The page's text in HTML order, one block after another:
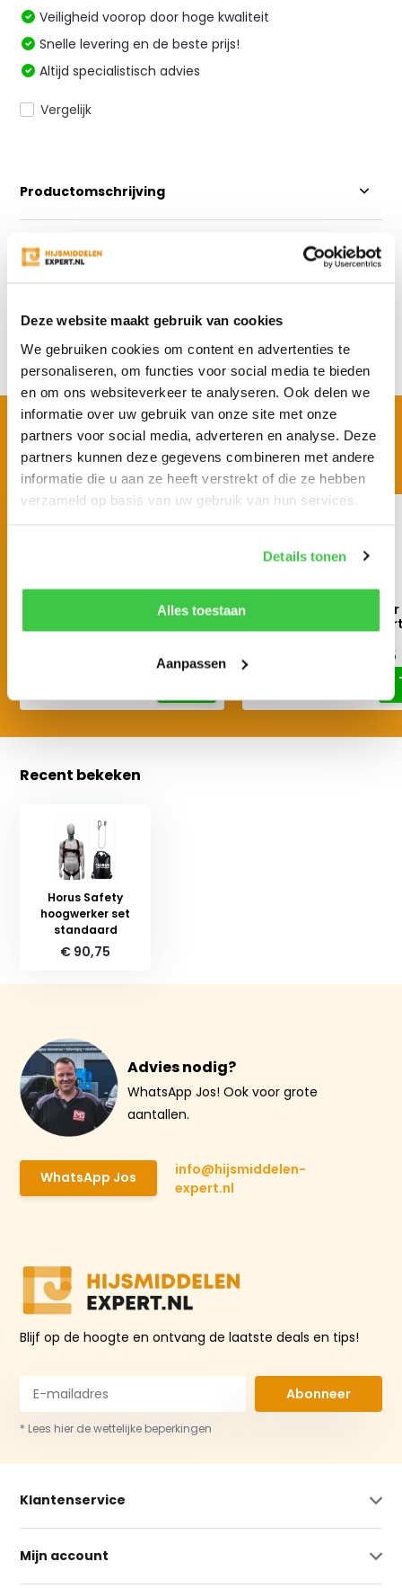
Deze website maakt gebruik van cookies
We gebruiken cookies om content en advertenties te
personaliseren, om functies voor social media te bieden
en om ons websiteverkeer te analyseren. Ook delen we
informatie over uw gebruik van onze site met onze
partners voor social media, adverteren en analyse. Deze
partners kunnen deze gegevens combineren met andere
informatie die u aan ze heeft verstrekt of die ze hebben
verzameld op basis van uw gebruik van hun services.
Details tonen
Alles toestaan
Aanpassen
Veiligheid voorop door hoge kwaliteit
Snelle levering en de beste prijs!
Altijd specialistisch advies
Vergelijk
Productomschrijving
Specificaties
Delen
BEKIJK OOK EENS
Vergelijkbare producten
PETZL Vertex Vent
€ 78,95
PETZL Vizier voor
veiligheidshelm
€ 49,55
Recent bekeken
Horus Safety
hoogwerker set
standaard
€ 90,75
Advies nodig?
WhatsApp Jos! Ook voor grote
aantallen.
WhatsApp Jos
info@hijsmiddelen-
expert.nl
Blijf op de hoogte en ontvang de laatste deals en tips!
Abonneer
* Lees hier de wettelijke beperkingen
Klantenservice
Mijn account